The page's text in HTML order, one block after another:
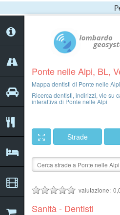
Ponte nelle Alpi, BL,
Mappa dentisti di Ponte nelle Alpi
Ricerca dentisti, indirizzi, vie su
interattiva di Ponte nelle Alpi
Strade
valutazione:
Sanità - Dentisti